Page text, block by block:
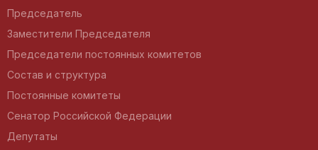
Председатель
Заместители Председателя
Председатели постоянных комитетов
Состав и структура
Постоянные комитеты
Сенатор Российской Федерации
Депутаты